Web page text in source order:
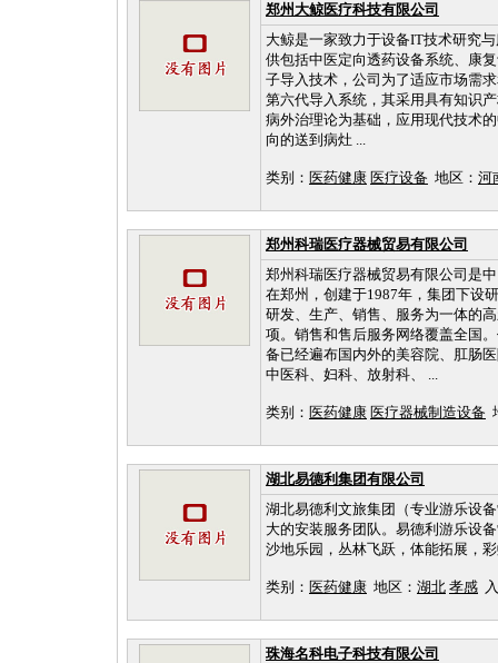
郑州大鲸医疗科技有限公司
大鲸是一家致力于设备IT技术研究
供包括中医定向透药设备系统、康
子导入技术，公司为了适应市场需
第六代导入系统，其采用具有知识
病外治理论为基础，应用现代技术
向的送到病灶 ...
类别： 医药健康 医疗设备 地区： 河
郑州科瑞医疗器械贸易有限公司
郑州科瑞医疗器械贸易有限公司是
在郑州，创建于1987年，集团下设
研发、生产、销售、服务为一体的
项。销售和售后服务网络覆盖全国
备已经遍布国内外的美容院、肛肠
中医科、妇科、放射科、 ...
类别： 医药健康 医疗器械制造设备
湖北易德利集团有限公司
湖北易德利文旅集团（专业游乐设
大的安装服务团队。易德利游乐设
沙地乐园，丛林飞跃，体能拓展，
类别： 医药健康 地区： 湖北 孝感
珠海名科电子科技有限公司